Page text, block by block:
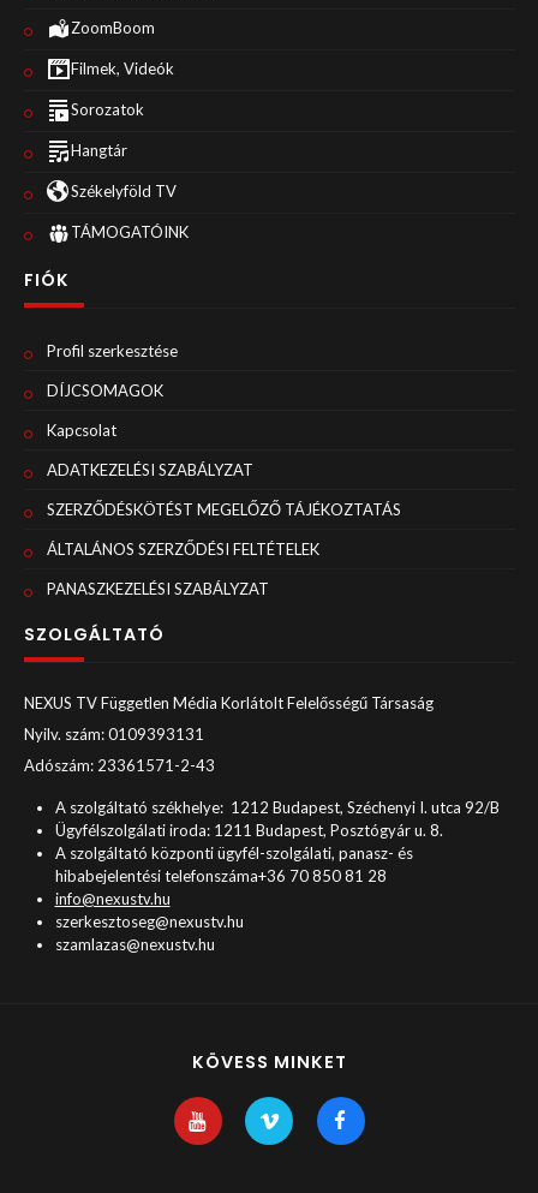
ZoomBoom
Filmek, Videók
Sorozatok
Hangtár
Székelyföld TV
TÁMOGATÓINK
FIÓK
Profil szerkesztése
DÍJCSOMAGOK
Kapcsolat
ADATKEZELÉSI SZABÁLYZAT
SZERZŐDÉSKÖTÉST MEGELŐZŐ TÁJÉKOZTATÁS
ÁLTALÁNOS SZERZŐDÉSI FELTÉTELEK
PANASZKEZELÉSI SZABÁLYZAT
SZOLGÁLTATÓ
NEXUS TV Független Média Korlátolt Felelősségű Társaság
Nyilv. szám: 0109393131
Adószám: 23361571-2-43
A szolgáltató székhelye: 1212 Budapest, Széchenyi I. utca 92/B
Ügyfélszolgálati iroda: 1211 Budapest, Posztógyár u. 8.
A szolgáltató központi ügyfél-szolgálati, panasz- és
hibabejelentési telefonszáma+36 70 850 81 28
info@nexustv.hu
szerkesztoseg@nexustv.hu
szamlazas@nexustv.hu
KÖVESS MINKET